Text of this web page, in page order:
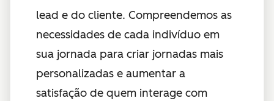
lead e do cliente. Compreendemos as
necessidades de cada indivíduo em
sua jornada para criar jornadas mais
personalizadas e aumentar a
satisfação de quem interage com